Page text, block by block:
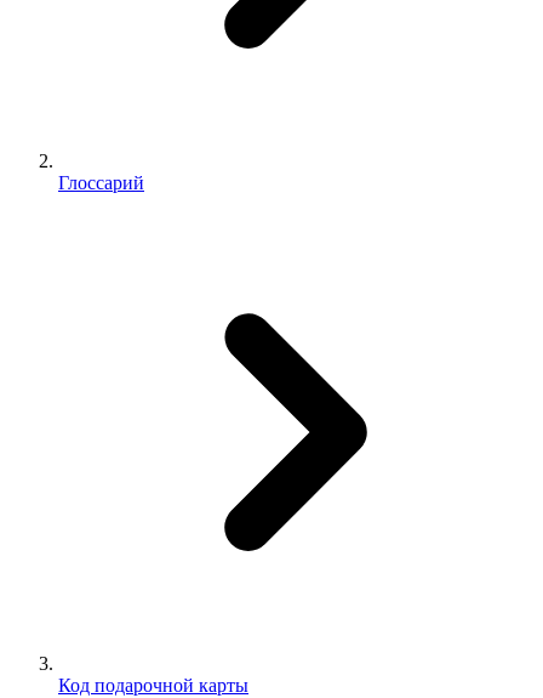
Глоссарий
Код подарочной карты